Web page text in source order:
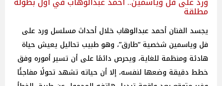
مطلقة
يجسد الفنان أحمد عبدالوهاب خلال أحداث مسلسل ورد على
فل وياسمين شخصية “طارق”، وهو طبيب تحاليل يعيش حياة
هادئة ومنظمة للغاية، ويحرص دائمًا على أن تسير أموره وفق
خطط دقيقة وضعها لنفسه، إلا أن حياته تشهد تحولًا مفاجئًا